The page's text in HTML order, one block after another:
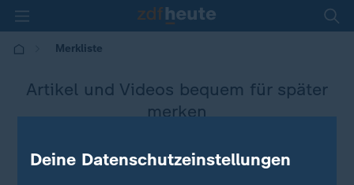
Merkliste
Artikel und Videos bequem für später
merken
Zum Merken direkt auf den Stern tippen – das
funktioniert auch innerhalb des Beitrags.
Deine Datenschutzeinstellungen